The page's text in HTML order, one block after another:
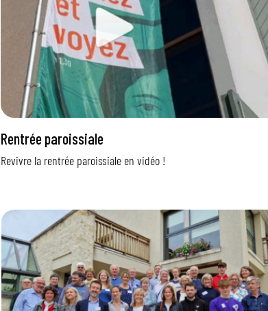
Rentrée paroissiale
Revivre la rentrée paroissiale en vidéo !